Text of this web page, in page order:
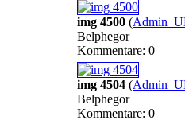
img 4500 (
Belphegor
Kommentare: 0
img 4504 (
Belphegor
Kommentare: 0